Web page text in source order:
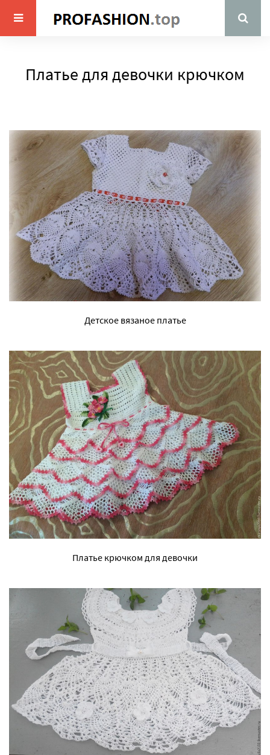
Платье для девочки крючком
Детское вязаное платье
Платье крючком для девочки